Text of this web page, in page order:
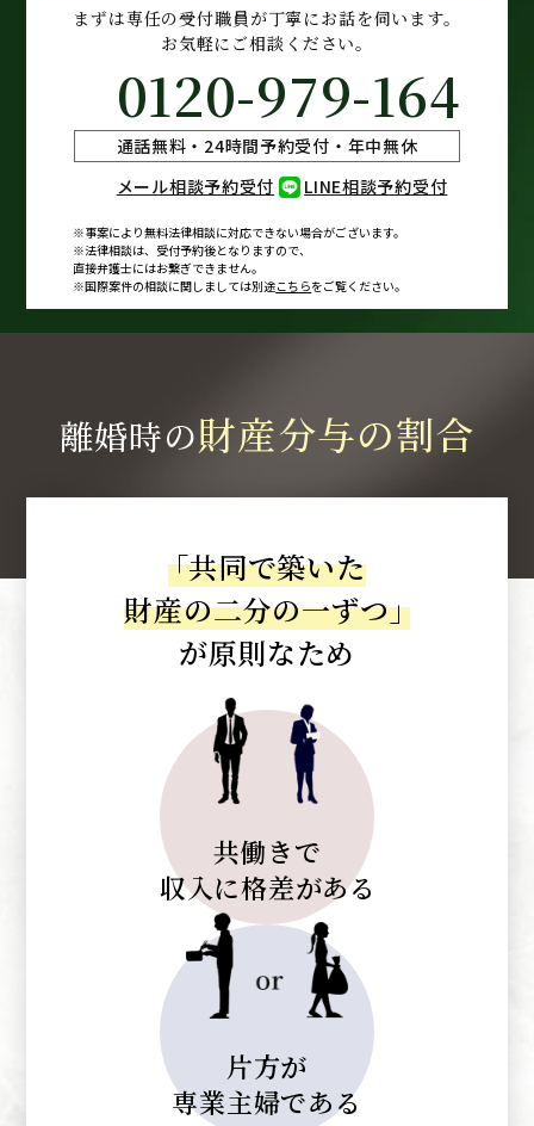
まずは専任の受付職員が丁寧にお話を伺います。
お気軽にご相談ください。
0120-979-164
通話無料・24時間予約受付・年中無休
メール相談予約受付
LINE相談予約受付
※事案により無料法律相談に対応できない場合がございます。
※法律相談は、受付予約後となりますので、
直接弁護士にはお繋ぎできません。
※国際案件の相談に関しましては別途こちらをご覧ください。
離婚時の財産分与の割合
「共同で築いた
財産の二分の一ずつ」
が原則なため
共働きで
収入に格差がある
片方が
専業主婦である